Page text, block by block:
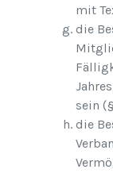
mit
die
sein
die